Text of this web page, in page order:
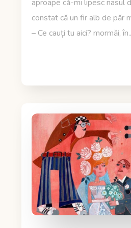
aproape că-mi lipesc nasul
constat că un fir alb de păr
– Ce cauți tu aici? mormăi,